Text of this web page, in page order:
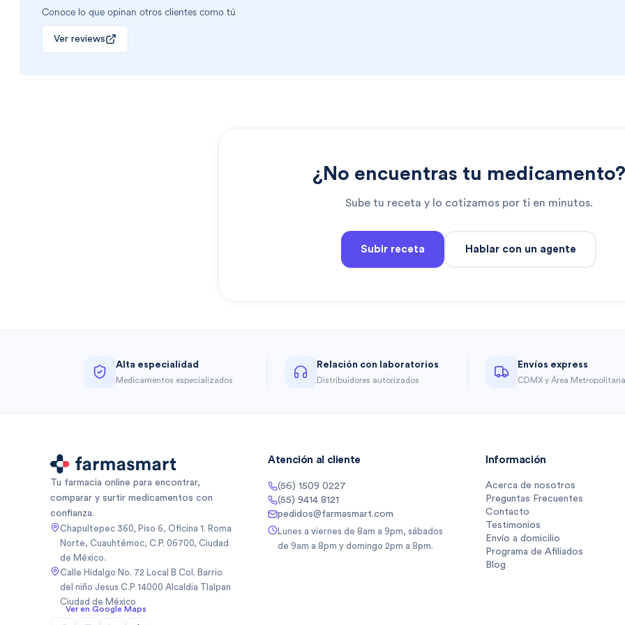
Conoce lo que opinan otros clientes como tú
Ver reviews
¿No encuentras tu medicamento?
Sube tu receta y lo cotizamos por ti en minutos.
Subir receta Hablar con un agente
Alta especialidad
Medicamentos especializados
Relación con laboratorios
Distribuidores autorizados
Envíos express
CDMX y Área Metropolitana
Tu farmacia online para encontrar,
comparar y surtir medicamentos con
confianza.
Chapultepec 360, Piso 6, Oficina 1. Roma
Norte, Cuauhtémoc, C.P. 06700, Ciudad
de México.
Calle Hidalgo No. 72 Local B Col. Barrio
del niño Jesus C.P 14000 Alcaldia Tlalpan
Ciudad de México
Ver en Google Maps
Atención al cliente
(56) 1509 0227
(55) 9414 8121
pedidos@farmasmart.com
Lunes a viernes de 8am a 9pm, sábados
de 9am a 8pm y domingo 2pm a 8pm.
Información
Acerca de nosotros
Preguntas Frecuentes
Contacto
Testimonios
Envío a domicilio
Programa de Afiliados
Blog